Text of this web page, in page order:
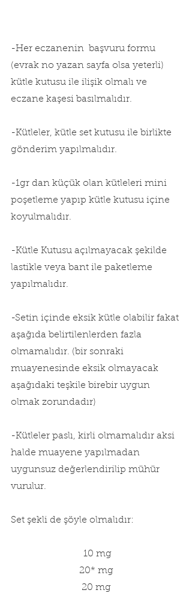
-Her eczanenin  başvuru formu
(evrak no yazan sayfa olsa yeterli)
kütle kutusu ile ilişik olmalı ve
eczane kaşesi basılmalıdır.
-Kütleler, kütle set kutusu ile birlikte
gönderim yapılmalıdır.
-1gr dan küçük olan kütleleri mini
poşetleme yapıp kütle kutusu içine
koyulmalıdır.
-Kütle Kutusu açılmayacak şekilde
lastikle veya bant ile paketleme
yapılmalıdır.
-Setin içinde eksik kütle olabilir fakat
aşağıda belirtilenlerden fazla
olmamalıdır. (bir sonraki
muayenesinde eksik olmayacak
aşağıdaki teşkile birebir uygun
olmak zorundadır)
-Kütleler paslı, kirli olmamalıdır aksi
halde muayene yapılmadan
uygunsuz değerlendirilip mühür
vurulur.
Set şekli de şöyle olmalıdır:
10 mg
20* mg
20 mg